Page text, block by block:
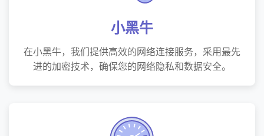
小黑牛
在小黑牛，我们提供高效的网络连接服务，采用最先
进的加密技术，确保您的网络隐私和数据安全。